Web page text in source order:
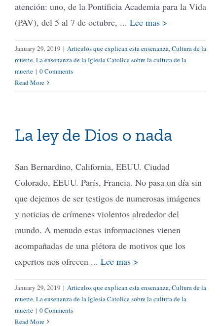
atención: uno, de la Pontificia Academia para la Vida
(PAV), del 5 al 7 de octubre, ... Lee mas >
January 29, 2019 | Articulos que explican esta ensenanza, Cultura de la
muerte, La ensenanza de la Iglesia Catolica sobre la cultura de la
muerte | 0 Comments
Read More
La ley de Dios o nada
San Bernardino, California, EEUU. Ciudad
Colorado, EEUU. París, Francia. No pasa un día sin
que dejemos de ser testigos de numerosas imágenes
y noticias de crímenes violentos alrededor del
mundo. A menudo estas informaciones vienen
acompañadas de una plétora de motivos que los
expertos nos ofrecen ... Lee mas >
January 29, 2019 | Articulos que explican esta ensenanza, Cultura de la
muerte, La ensenanza de la Iglesia Catolica sobre la cultura de la
muerte | 0 Comments
Read More